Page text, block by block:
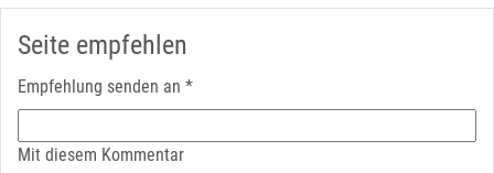
Seite empfehlen
Empfehlung senden an *
Mit diesem Kommentar